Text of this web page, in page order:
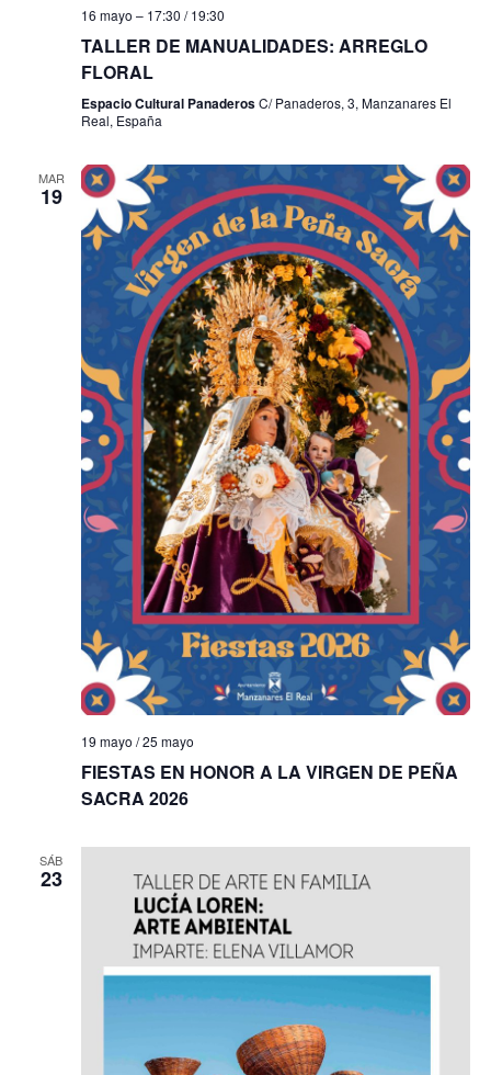
o
s
16 mayo – 17:30 /19:30
TALLER DE MANUALIDADES: ARREGLO
FLORAL
Espacio Cultural PanaderosC/ Panaderos, 3, Manzanares El
Real, España
MAR
19
19 mayo /25 mayo
FIESTAS EN HONOR A LA VIRGEN DE PEÑA
SACRA 2026
SÁB
23